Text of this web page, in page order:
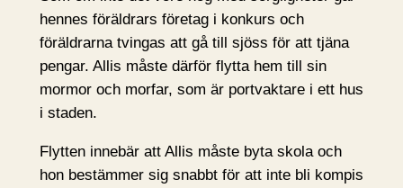
hennes föräldrars företag i konkurs och
föräldrarna tvingas att gå till sjöss för att tjäna
pengar. Allis måste därför flytta hem till sin
mormor och morfar, som är portvaktare i ett hus
i staden.
Flytten innebär att Allis måste byta skola och
hon bestämmer sig snabbt för att inte bli kompis